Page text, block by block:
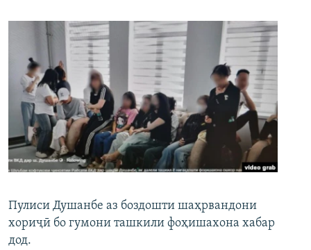
Пулиси Душанбе аз боздошти шаҳрвандони
хориҷӣ бо гумони ташкили фоҳишахона хабар
дод.